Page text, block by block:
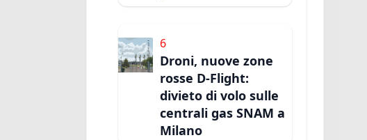
6
Droni, nuove zone
rosse D-Flight:
divieto di volo sulle
centrali gas SNAM a
Milano